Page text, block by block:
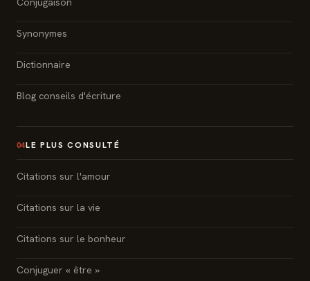
Synonymes
Dictionnaire
Blog conseils d'écriture
04LE PLUS CONSULTÉ
Citations sur l'amour
Citations sur la vie
Citations sur le bonheur
Conjuguer « être »